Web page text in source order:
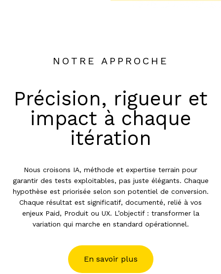
NOTRE APPROCHE
Précision, rigueur et
impact à chaque
itération
Nous croisons IA, méthode et expertise terrain pour
garantir des tests exploitables, pas juste élégants. Chaque
hypothèse est priorisée selon son potentiel de conversion.
Chaque résultat est significatif, documenté, relié à vos
enjeux Paid, Produit ou UX. L’objectif : transformer la
variation qui marche en standard opérationnel.
En savoir plus